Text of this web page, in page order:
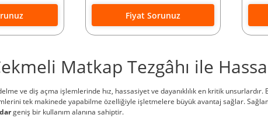
Fiyat Sorunuz
Matkap Tezgâhı ile
ve diş açma işlemlerinde hız, hassasiyet ve dayanıklılık en kritik unsurlardır.
tek makinede yapabilme özelliğiyle işletmelere büyük avantaj sağlar.
geniş bir kullanım alanına sahiptir.